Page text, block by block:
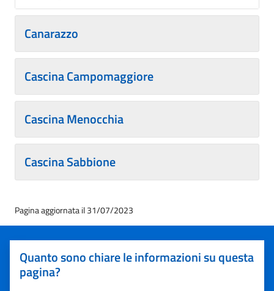
Canarazzo
Cascina Campomaggiore
Cascina Menocchia
Cascina Sabbione
Pagina aggiornata il 31/07/2023
Quanto sono chiare le informazioni su questa
pagina?